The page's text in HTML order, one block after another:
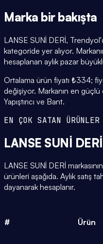
Marka bir bakışta
LANSE SUNİ DERİ,
kategoride yer alıyor.
hesaplanan aylık pazar
Ortalama ürün fiyatı ₺334;
değişiyor. Markanın en
Yapıştırıcı ve Bant.
EN ÇOK SATAN ÜRÜNLER
LANSE SUNİ DERİ
LANSE SUNİ DERİ
ürünleri aşağıda. Aylık satış
dayanarak hesaplanır.
# Ürün